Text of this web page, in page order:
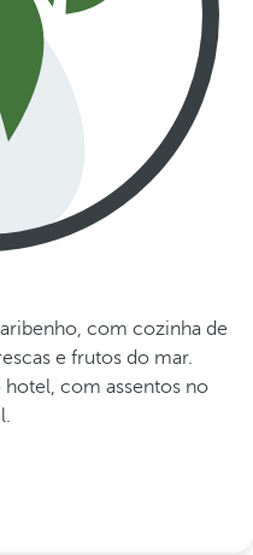
com cozinha de
e frutos do mar.
hotel, com assentos no